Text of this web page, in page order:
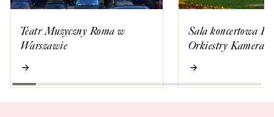
Teatr Muzyczny Roma w
Warszawie
Sala koncertowa
Orkiestry